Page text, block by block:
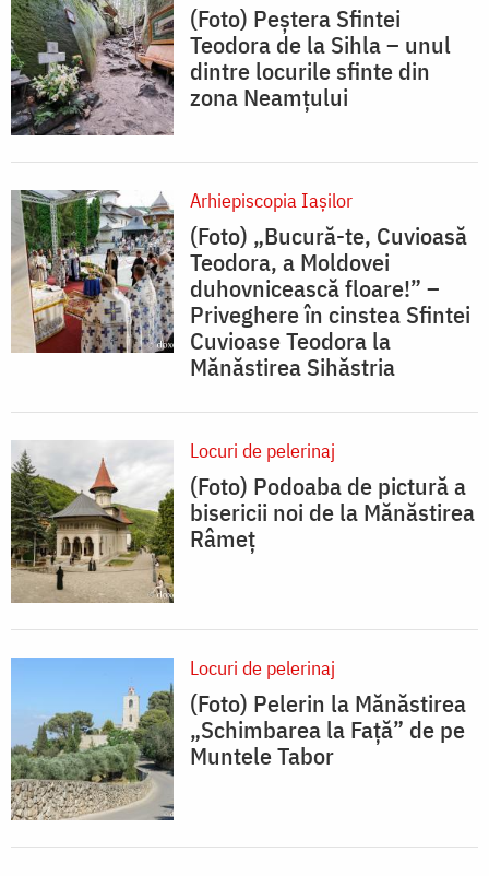
(Foto) Peștera Sfintei
Teodora de la Sihla – unul
dintre locurile sfinte din
zona Neamțului
Arhiepiscopia Iaşilor
(Foto) „Bucură-te, Cuvioasă
Teodora, a Moldovei
duhovnicească floare!” –
Priveghere în cinstea Sfintei
Cuvioase Teodora la
Mănăstirea Sihăstria
Locuri de pelerinaj
(Foto) Podoaba de pictură a
bisericii noi de la Mănăstirea
Râmeț
Locuri de pelerinaj
(Foto) Pelerin la Mănăstirea
„Schimbarea la Față” de pe
Muntele Tabor